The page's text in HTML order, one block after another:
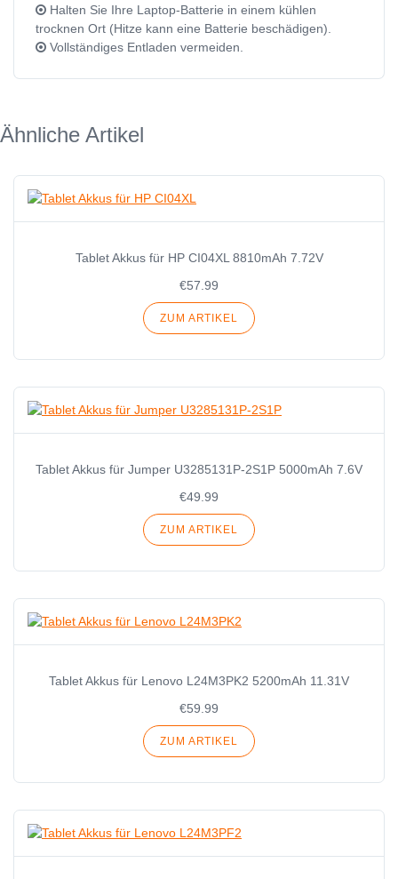
Halten Sie Ihre Laptop-Batterie in einem kühlen
trocknen Ort (Hitze kann eine Batterie beschädigen).
Vollständiges Entladen vermeiden.
Ähnliche Artikel
Tablet Akkus für HP CI04XL 8810mAh 7.72V
€57.99
ZUM ARTIKEL
Tablet Akkus für Jumper U3285131P-2S1P 5000mAh 7.6V
€49.99
ZUM ARTIKEL
Tablet Akkus für Lenovo L24M3PK2 5200mAh 11.31V
€59.99
ZUM ARTIKEL